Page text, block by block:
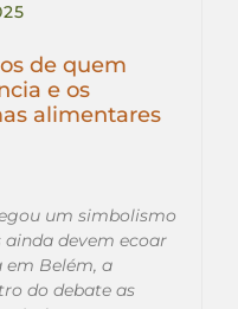
de quem
e os
alimentares
um simbolismo
ainda devem ecoar
Belém, a
do debate as